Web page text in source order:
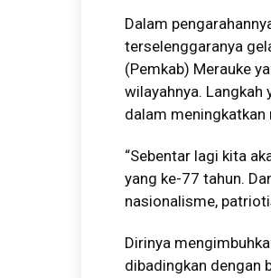
Dalam
terselenggaranya
(Pemkab) Merauke
wilayahnya. Langkah
dalam
“Sebentar lagi kita
yang ke-77 tahun.
nasionalisme,
Dirinya
dibadingkan dengan